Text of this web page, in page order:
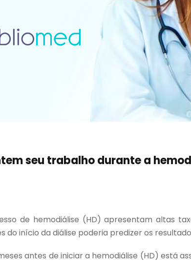
seu trabalho durante a
de hemodiálise (HD) apresentam altas
do início da diálise poderia predizer os
antes de iniciar a hemodiálise (HD) está